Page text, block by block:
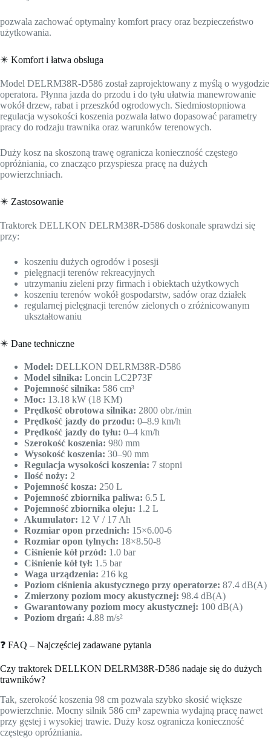
pozwala zachować optymalny komfort pracy oraz bezpieczeństwo
użytkowania.
✴️ Komfort i łatwa obsługa
Model DELRM38R-D586 został zaprojektowany z myślą o wygodzie
operatora. Płynna jazda do przodu i do tyłu ułatwia manewrowanie
wokół drzew, rabat i przeszkód ogrodowych. Siedmiostopniowa
regulacja wysokości koszenia pozwala łatwo dopasować parametry
pracy do rodzaju trawnika oraz warunków terenowych.
Duży kosz na skoszoną trawę ogranicza konieczność częstego
opróżniania, co znacząco przyspiesza pracę na dużych
powierzchniach.
✴️ Zastosowanie
Traktorek DELLKON DELRM38R-D586 doskonale sprawdzi się
przy:
koszeniu dużych ogrodów i posesji
pielęgnacji terenów rekreacyjnych
utrzymaniu zieleni przy firmach i obiektach użytkowych
koszeniu terenów wokół gospodarstw, sadów oraz działek
regularnej pielęgnacji terenów zielonych o zróżnicowanym
ukształtowaniu
✴️ Dane techniczne
Model: DELLKON DELRM38R-D586
Model silnika: Loncin LC2P73F
Pojemność silnika: 586 cm³
Moc: 13.18 kW (18 KM)
Prędkość obrotowa silnika: 2800 obr./min
Prędkość jazdy do przodu: 0–8.9 km/h
Prędkość jazdy do tyłu: 0–4 km/h
Szerokość koszenia: 980 mm
Wysokość koszenia: 30–90 mm
Regulacja wysokości koszenia: 7 stopni
Ilość noży: 2
Pojemność kosza: 250 L
Pojemność zbiornika paliwa: 6.5 L
Pojemność zbiornika oleju: 1.2 L
Akumulator: 12 V / 17 Ah
Rozmiar opon przednich: 15×6.00-6
Rozmiar opon tylnych: 18×8.50-8
Ciśnienie kół przód: 1.0 bar
Ciśnienie kół tył: 1.5 bar
Waga urządzenia: 216 kg
Poziom ciśnienia akustycznego przy operatorze: 87.4 dB(A)
Zmierzony poziom mocy akustycznej: 98.4 dB(A)
Gwarantowany poziom mocy akustycznej: 100 dB(A)
Poziom drgań: 4.88 m/s²
❓ FAQ – Najczęściej zadawane pytania
Czy traktorek DELLKON DELRM38R-D586 nadaje się do dużych
trawników?
Tak, szerokość koszenia 98 cm pozwala szybko skosić większe
powierzchnie. Mocny silnik 586 cm³ zapewnia wydajną pracę nawet
przy gęstej i wysokiej trawie. Duży kosz ogranicza konieczność
częstego opróżniania.